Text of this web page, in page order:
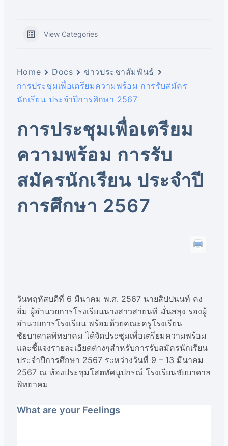
View Categories
Home Docs
ข่าวประชาสัมพันธ์
การประชุมเพื่อเตรียมความพร้อม การรับสมัคร
นักเรียน ประจำปีการศึกษา 2567
การประชุมเพื่อเตรียม
ความพร้อม การรับ
สมัครนักเรียน ประจำปี
การศึกษา 2567
วันพฤหัสบดีที่ 6 มีนาคม พ.ศ. 2567 นายสิปปนนท์ คง
อิ่ม ผู้อำนวยการโรงเรียนนางสาวสายนที มั่นสลุง รองผู้
อำนวยการโรงเรียน พร้อมด้วยคณะครูโรงเรียน
ชัยบาดาลพิทยาคม ได้จัดประชุมเพื่อเตรียมความพร้อม
และชี้แจงรายละเอียดต่างๆสำหรับการรับสมัครนักเรียน
ประจำปีการศึกษา 2567 ระหว่างวันที่ 9 – 13 มีนาคม
2567 ณ ห้องประชุมโสตทัศนูปกรณ์ โรงเรียนชัยบาดาล
พิทยาคม
What are your Feelings